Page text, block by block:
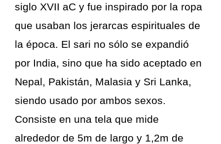
siglo XVII aC y fue inspirado por la ropa
que usaban los jerarcas espirituales de
la época. El sari no sólo se expandió
por India, sino que ha sido aceptado en
Nepal, Pakistán, Malasia y Sri Lanka,
siendo usado por ambos sexos.
Consiste en una tela que mide
alrededor de 5m de largo y 1,2m de